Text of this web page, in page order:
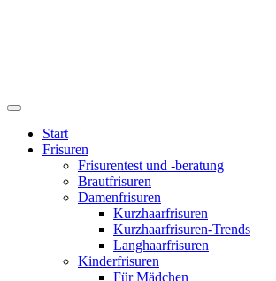
Start
Frisuren
Frisurentest und -beratung
Brautfrisuren
Damenfrisuren
Kurzhaarfrisuren
Kurzhaarfrisuren-Trends
Langhaarfrisuren
Kinderfrisuren
Für Mädchen